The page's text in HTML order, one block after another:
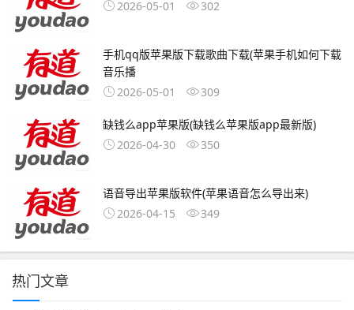
2026-05-01
302
手机qq版苹果版下载歌曲下载(苹果手机如何下载
音乐播
2026-05-01
309
缺钱么app苹果版(缺钱么苹果版app最新版)
2026-04-30
350
语音导出苹果版软件(苹果语音怎么导出来)
2026-04-15
349
热门文章